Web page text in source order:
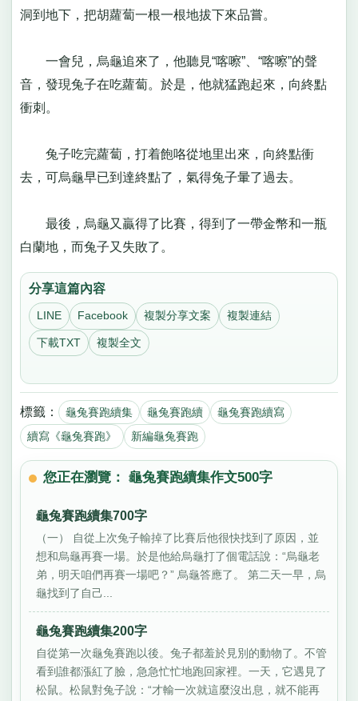
洞到地下，把胡蘿蔔一根一根地拔下來品嘗。
一會兒，烏龜追來了，他聽見“喀嚓”、“喀嚓”的聲
音，發現兔子在吃蘿蔔。於是，他就猛跑起來，向終點
衝刺。
兔子吃完蘿蔔，打着飽咯從地里出來，向終點衝
去，可烏龜早已到達終點了，氣得兔子暈了過去。
最後，烏龜又贏得了比賽，得到了一帶金幣和一瓶
白蘭地，而兔子又失敗了。
分享這篇內容
LINE Facebook 複製分享文案 複製連結
下載TXT 複製全文
標籤： 龜兔賽跑續集 龜兔賽跑續
龜兔賽跑續寫
續寫《龜兔賽跑》
新編龜兔賽跑
您正在瀏覽： 龜兔賽跑續集作文500字
龜兔賽跑續集700字
（一） 自從上次兔子輸掉了比賽后他很快找到了原因，並
想和烏龜再賽一場。於是他給烏龜打了個電話說：“烏龜老
弟，明天咱們再賽一場吧？” 烏龜答應了。 第二天一早，烏
龜找到了自己...
龜兔賽跑續集200字
自從第一次龜兔賽跑以後。兔子都羞於見別的動物了。不管
看到誰都漲紅了臉，急急忙忙地跑回家裡。一天，它遇見了
松鼠。松鼠對兔子說：“才輸一次就這麼沒出息，就不能再